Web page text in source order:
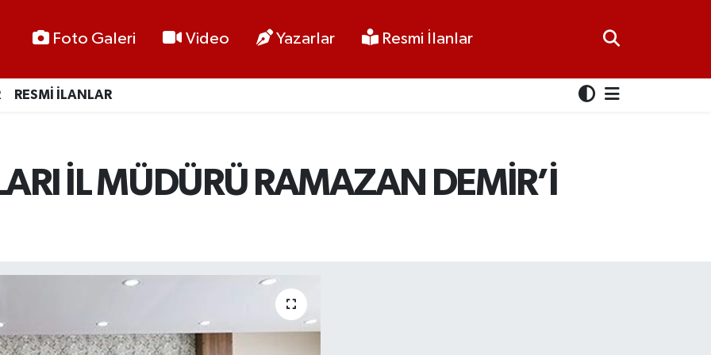
Foto Galeri Video Yazarlar Resmi İlanlar
RESMİ İLANLAR
İL MÜDÜRÜ RAMAZAN DEMİR’İ